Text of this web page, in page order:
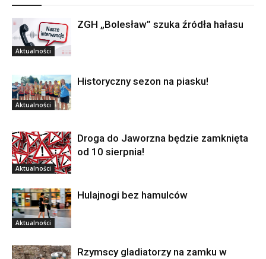
Aktualności
ZGH „Bolesław” szuka źródła hałasu
Aktualności
Historyczny sezon na piasku!
Aktualności
Droga do Jaworzna będzie zamknięta
od 10 sierpnia!
Aktualności
Hulajnogi bez hamulców
Rzymscy gladiatorzy na zamku w